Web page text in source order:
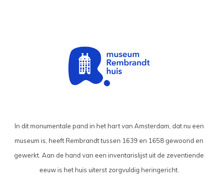
In dit monumentale pand in het hart van Amsterdam, dat nu een
museum is, heeft Rembrandt tussen 1639 en 1658 gewoond en
gewerkt. Aan de hand van een inventarislijst uit de zeventiende
eeuw is het huis uiterst zorgvuldig heringericht.